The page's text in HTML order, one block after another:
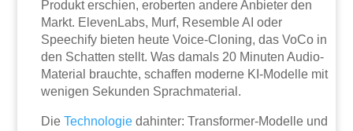
Produkt erschien, eroberten andere Anbieter den
Markt. ElevenLabs, Murf, Resemble AI oder
Speechify bieten heute Voice-Cloning, das VoCo in
den Schatten stellt. Was damals 20 Minuten Audio-
Material brauchte, schaffen moderne KI-Modelle mit
wenigen Sekunden Sprachmaterial.
DieTechnologie dahinter: Transformer-Modelle und